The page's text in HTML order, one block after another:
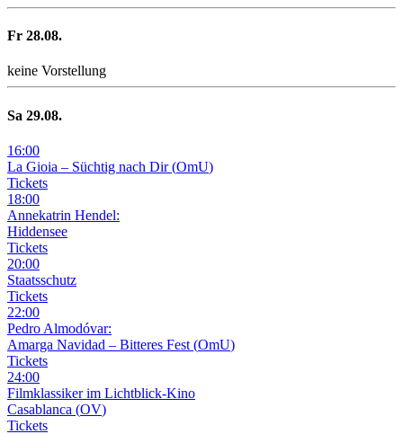
Fr 28.08.
keine Vorstellung
Sa 29.08.
16:00
La Gioia – Süchtig nach Dir (OmU)
Tickets
18:00
Annekatrin Hendel:
Hiddensee
Tickets
20:00
Staatsschutz
Tickets
22:00
Pedro Almodóvar:
Amarga Navidad – Bitteres Fest (OmU)
Tickets
24:00
Filmklassiker im Lichtblick-Kino
Casablanca (OV)
Tickets